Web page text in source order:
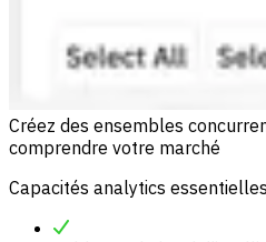
Créez des ensembles
comprendre votre marché
Capacités analytics